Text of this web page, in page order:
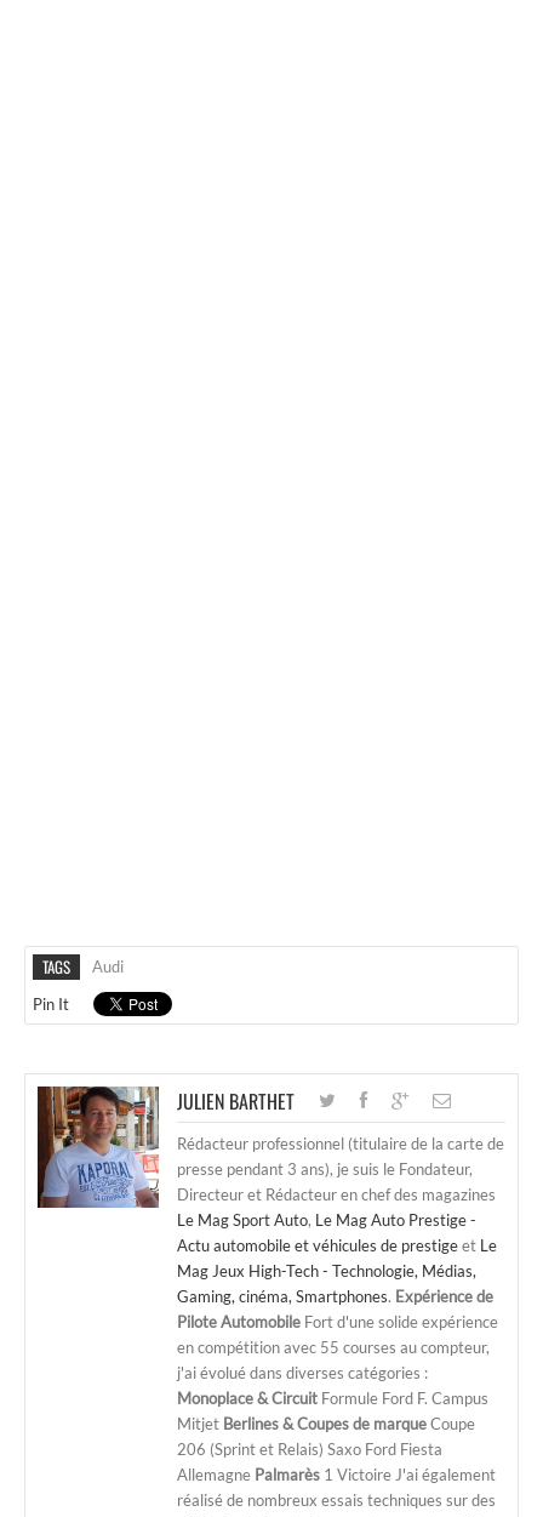
TAGS
Audi
Pin It
JULIEN BARTHET
Rédacteur professionnel (titulaire de la carte de
presse pendant 3 ans), je suis le Fondateur,
Directeur et Rédacteur en chef des magazines
Le Mag Sport Auto, Le Mag Auto Prestige -
Actu automobile et véhicules de prestigeet Le
Mag Jeux High-Tech - Technologie, Médias,
Gaming, cinéma, Smartphones. Expérience de
Pilote Automobile Fort d'une solide expérience
en compétition avec 55 courses au compteur,
j'ai évolué dans diverses catégories :
Monoplace & Circuit Formule Ford F. Campus
Mitjet Berlines & Coupes de marqueCoupe
206 (Sprint et Relais) Saxo Ford Fiesta
Allemagne Palmarès 1 Victoire J'ai également
réalisé de nombreux essais techniques sur des